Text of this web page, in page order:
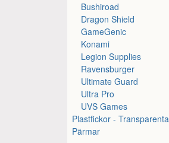
Bushiroad
Dragon Shield
GameGenic
Konami
Legion Supplies
Ravensburger
Ultimate Guard
Ultra Pro
UVS Games
Plastfickor - Transparenta
Pärmar